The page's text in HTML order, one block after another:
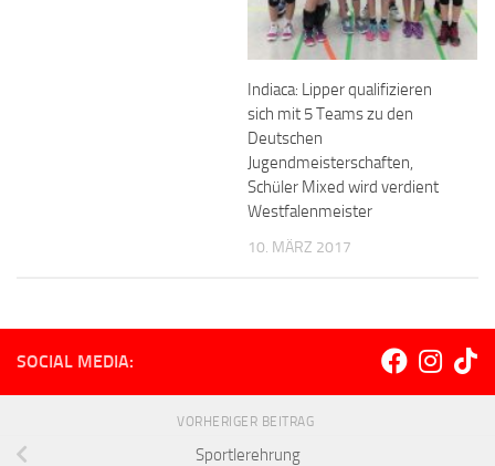
Indiaca: Lipper qualifizieren
sich mit 5 Teams zu den
Deutschen
Jugendmeisterschaften,
Schüler Mixed wird verdient
Westfalenmeister
10. MÄRZ 2017
SOCIAL MEDIA:
VORHERIGER BEITRAG
Sportlerehrung